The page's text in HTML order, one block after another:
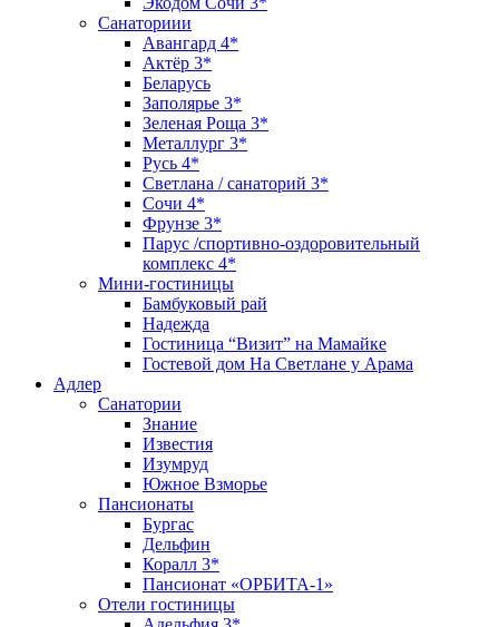
Санаториии
Авангард 4*
Актёр 3*
Беларусь
Заполярье 3*
Зеленая Роща 3*
Металлург 3*
Русь 4*
Светлана / санаторий 3*
Сочи 4*
Фрунзе 3*
Парус /спортивно-оздоровительный
комплекс 4*
Мини-гостиницы
Бамбуковый рай
Надежда
Гостиница “Визит” на Мамайке
Гостевой дом На Светлане у Арама
Адлер
Санатории
Знание
Известия
Изумруд
Южное Взморье
Пансионаты
Бургас
Дельфин
Коралл 3*
Пансионат «ОРБИТА-1»
Отели гостиницы